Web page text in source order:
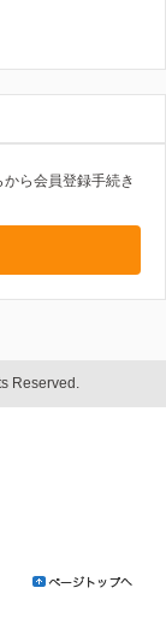
ら会員登録手続き
Reserved.